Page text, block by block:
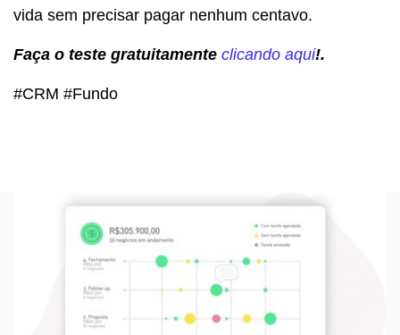
vida sem precisar pagar nenhum centavo.
Faça o teste gratuitamente clicando aqui!.
#CRM #Fundo